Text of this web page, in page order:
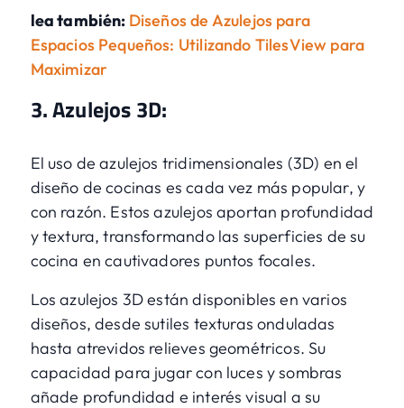
lea también: Diseños de Azulejos para
Espacios Pequeños: Utilizando TilesView para
Maximizar
3. Azulejos 3D:
El uso de azulejos tridimensionales (3D) en el
diseño de cocinas es cada vez más popular, y
con razón. Estos azulejos aportan profundidad
y textura, transformando las superficies de su
cocina en cautivadores puntos focales.
Los azulejos 3D están disponibles en varios
diseños, desde sutiles texturas onduladas
hasta atrevidos relieves geométricos. Su
capacidad para jugar con luces y sombras
añade profundidad e interés visual a su